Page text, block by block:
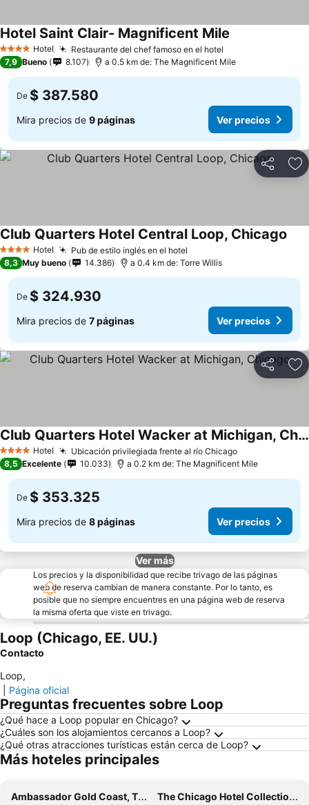
4 EstrellasHotel Restaurante del chef famoso en el hotel
Hotel Saint Clair- Magnificent Mile
7,9 Bueno 8.107 a 0.5 km de: The Magnificent Mile
De $ 387.580
Mira precios de 9 páginas Ver precios
Compartir
4 EstrellasHotel Pub de estilo inglés en el hotel
Club Quarters Hotel Central Loop, Chicago
8,3 Muy bueno 14.386 a 0.4 km de: Torre Willis
De $ 324.930
Mira precios de 7 páginas Ver precios
Compartir
4 EstrellasHotel Ubicación privilegiada frente al río Chicago
Club Quarters Hotel Wacker at Michigan, Chicago
8,5 Excelente 10.033 a 0.2 km de: The Magnificent Mile
De $ 353.325
Mira precios de 8 páginas Ver precios
Ver más
Los precios y la disponibilidad que recibe trivago de las páginas
web de reserva cambian de manera constante. Por lo tanto, es
posible que no siempre encuentres en una página web de reserva
la misma oferta que viste en trivago.
Loop (Chicago, EE. UU.)
Contacto
Loop,
Página oficial
Preguntas frecuentes sobre Loop
¿Qué hace a Loop popular en Chicago?
¿Cuáles son los alojamientos cercanos a Loop?
¿Qué otras atracciones turísticas están cerca de Loop?
Más hoteles principales
Ambassador Gold Coast, The Chicago Hotel Collection
The Chicago Hotel Collection Magnificent Mile